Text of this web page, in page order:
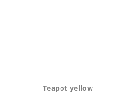
Teapot yellow